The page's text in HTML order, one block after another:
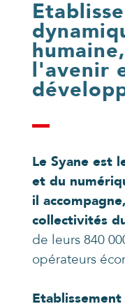
l'avenir
Le Syane est
et du
il
collectivités
de leurs 840
opérateurs